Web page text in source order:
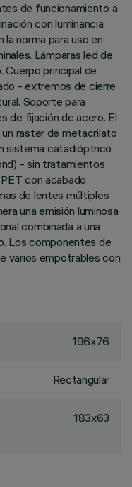
de funcionamiento a
con luminancia
norma para uso en
Lámparas led de
principal de
- extremos de cierre
Soporte para
de fijación de acero. El
raster de metacrilato
sistema catadióptrico
- sin tratamientos
con acabado
de lentes múltiples
una emisión luminosa
combinada a una
Los componentes de
varios empotrables con
196x76
Rectangular
183x63